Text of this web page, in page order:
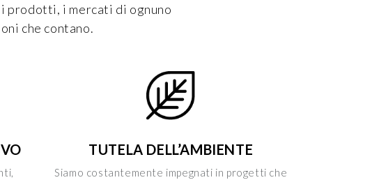
prodotti, i mercati di ognuno
che contano.
TUTELA DELL’AMBIENTE
Siamo costantemente impegnati in progetti che